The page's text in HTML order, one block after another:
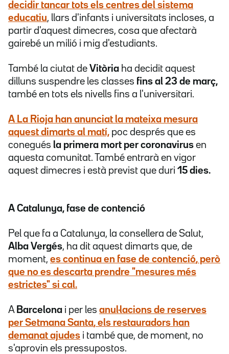
decidir tancar tots els centres del sistema
educatiu, llars d'infants i universitats incloses, a
partir d'aquest dimecres, cosa que afectarà
gairebé un milió i mig d'estudiants.
També la ciutat de Vitòria ha decidit aquest
dilluns suspendre les classes fins al 23 de març,
també en tots els nivells fins a l'universitari.
A La Rioja han anunciat la mateixa mesura
aquest dimarts al matí, poc després que es
conegués la primera mort per coronavirus en
aquesta comunitat. També entrarà en vigor
aquest dimecres i està previst que duri 15 dies.
A Catalunya, fase de contenció
Pel que fa a Catalunya, la consellera de Salut,
Alba Vergés, ha dit aquest dimarts que, de
moment, es continua en fase de contenció, però
que no es descarta prendre "mesures més
estrictes" si cal.
A Barcelona i per les anul·lacions de reserves
per Setmana Santa, els restauradors han
demanat ajudes i també que, de moment, no
s'aprovin els pressupostos.